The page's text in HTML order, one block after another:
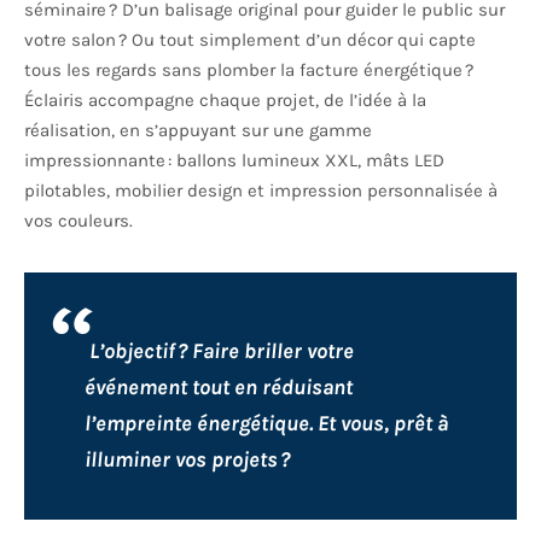
séminaire ? D’un balisage original pour guider le public sur
votre salon ? Ou tout simplement d’un décor qui capte
tous les regards sans plomber la facture énergétique ?
Éclairis accompagne chaque projet, de l’idée à la
réalisation, en s’appuyant sur une gamme
impressionnante : ballons lumineux XXL, mâts LED
pilotables, mobilier design et impression personnalisée à
vos couleurs.
L’objectif ? Faire briller votre
événement tout en réduisant
l’empreinte énergétique. Et vous, prêt à
illuminer vos projets ?